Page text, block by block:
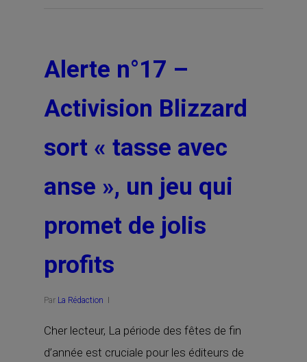
Alerte n°17 –
Activision Blizzard
sort « tasse avec
anse », un jeu qui
promet de jolis
profits
Par La Rédaction
Cher lecteur, La période des fêtes de fin
d’année est cruciale pour les éditeurs de